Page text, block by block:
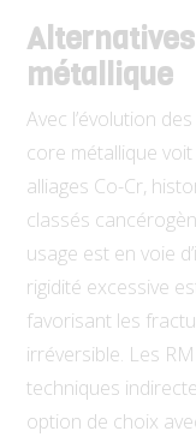
métallique
Avec l’évolution
core métallique
alliages Co-Cr,
classés
usage est en voie
rigidité excessive
favorisant les
irréversible. Les
techniques
option de choix